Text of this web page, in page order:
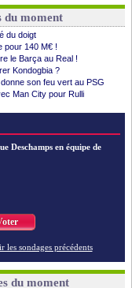
pour l'après-Rodri ?
pour Lukaku !
approché
insiste pour Godts
pour Godts
signe à Schalke (off.)
prêté à Nantes (off.)
garder Balogun
est prévenu pour Nmecha
à 45 M€ pour Rodri ?
très appuyé à Infantino
va prolonger
confirme !
du moment
du doigt
pour 140 M€ !
le Barça au Real !
Kondogbia ?
son feu vert au PSG
Man City pour Rulli
Deschamps en équipe de
les sondages précédents
du moment